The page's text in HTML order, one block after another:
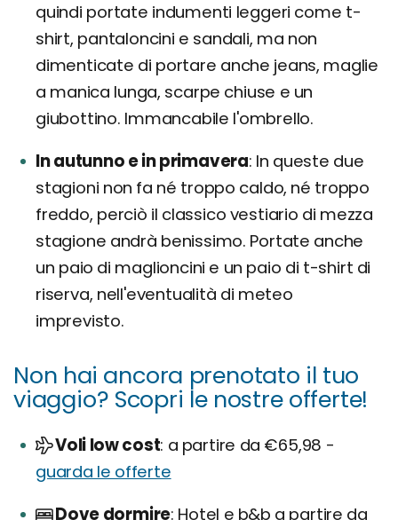
quindi portate indumenti leggeri come t-
shirt, pantaloncini e sandali, ma non
dimenticate di portare anche jeans, maglie
a manica lunga, scarpe chiuse e un
giubottino. Immancabile l'ombrello.
In autunno e in primavera In queste due
stagioni non fa né troppo caldo, né troppo
freddo, perciò il classico vestiario di mezza
stagione andrà benissimo. Portate anche
un paio di maglioncini e un paio di t-shirt di
riserva, nell'eventualità di meteo
imprevisto.
Non hai ancora prenotato il tuo
viaggio? Scopri le nostre offerte!
Voli low cost a partire da €65,98 -
guarda le offerte
Dove dormire Hotel e b&b a partire da